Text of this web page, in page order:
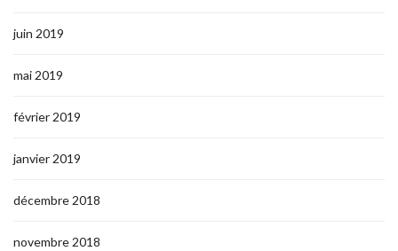
juin 2019
mai 2019
février 2019
janvier 2019
décembre 2018
novembre 2018